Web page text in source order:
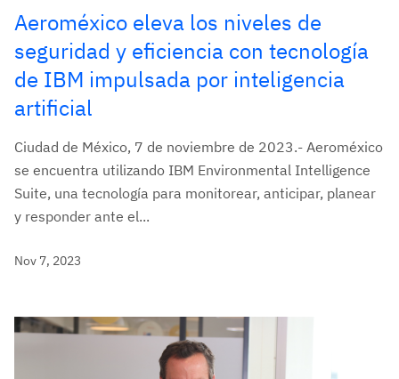
Aeroméxico eleva los niveles de
seguridad y eficiencia con tecnología
de IBM impulsada por inteligencia
artificial
Ciudad de México, 7 de noviembre de 2023.- Aeroméxico
se encuentra utilizando IBM Environmental Intelligence
Suite, una tecnología para monitorear, anticipar, planear
y responder ante el...
Nov 7, 2023